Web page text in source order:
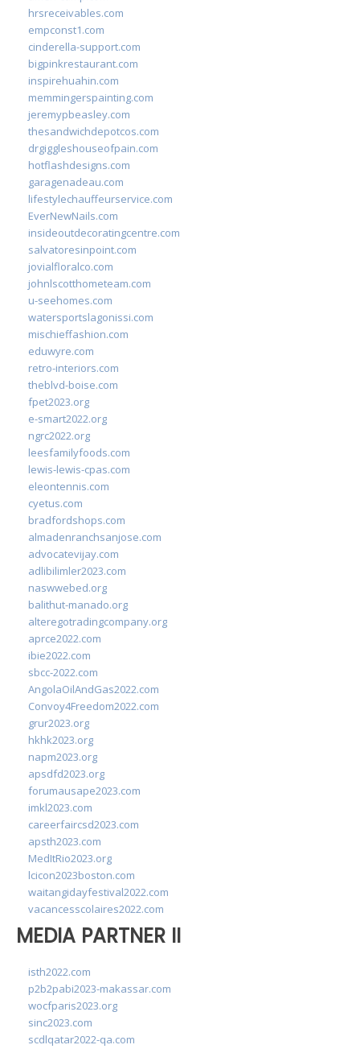
hrsreceivables.com
empconst1.com
cinderella-support.com
bigpinkrestaurant.com
inspirehuahin.com
memmingerspainting.com
jeremypbeasley.com
thesandwichdepotcos.com
drgiggleshouseofpain.com
hotflashdesigns.com
garagenadeau.com
lifestylechauffeurservice.com
EverNewNails.com
insideoutdecoratingcentre.com
salvatoresinpoint.com
jovialfloralco.com
johnlscotthometeam.com
u-seehomes.com
watersportslagonissi.com
mischieffashion.com
eduwyre.com
retro-interiors.com
theblvd-boise.com
fpet2023.org
e-smart2022.org
ngrc2022.org
leesfamilyfoods.com
lewis-lewis-cpas.com
eleontennis.com
cyetus.com
bradfordshops.com
almadenranchsanjose.com
advocatevijay.com
adlibilimler2023.com
naswwebed.org
balithut-manado.org
alteregotradingcompany.org
aprce2022.com
ibie2022.com
sbcc-2022.com
AngolaOilAndGas2022.com
Convoy4Freedom2022.com
grur2023.org
hkhk2023.org
napm2023.org
apsdfd2023.org
forumausape2023.com
imkl2023.com
careerfaircsd2023.com
apsth2023.com
MedItRio2023.org
lcicon2023boston.com
waitangidayfestival2022.com
vacancesscolaires2022.com
MEDIA PARTNER II
isth2022.com
p2b2pabi2023-makassar.com
wocfparis2023.org
sinc2023.com
scdlqatar2022-qa.com